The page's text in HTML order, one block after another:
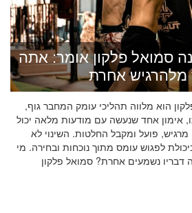
סמואל פלקון אומר: אתה
מלהרגיש אחרת
הוא מלווה תהליכי עומק המחבר גוף,
אימון אחד שנעשה עם מודעות מלאה יכול
פועל ומקבל החלטות. השינוי לא
לפגוש עומס מתוך נוכחות ובחירה. מי